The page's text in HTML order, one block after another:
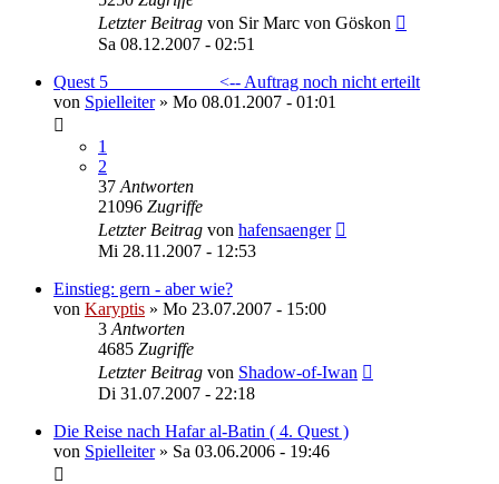
Letzter Beitrag von Sir Marc von Göskon
Sa 08.12.2007 - 02:51
Quest 5 ____________<-- Auftrag noch nicht erteilt
von Spielleiter» Mo 08.01.2007 - 01:01
1
2
37 Antworten
21096 Zugriffe
Letzter Beitrag von hafensaenger
Mi 28.11.2007 - 12:53
Einstieg: gern - aber wie?
von Karyptis » Mo 23.07.2007 - 15:00
3 Antworten
4685 Zugriffe
Letzter Beitrag von Shadow-of-Iwan
Di 31.07.2007 - 22:18
Die Reise nach Hafar al-Batin ( 4. Quest )
von Spielleiter» Sa 03.06.2006 - 19:46